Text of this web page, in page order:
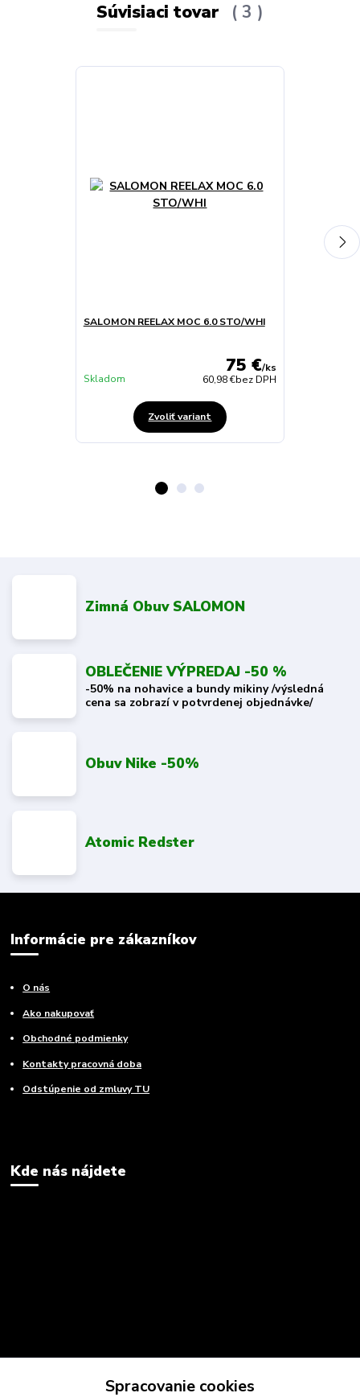
Súvisiaci tovar 3
SALOMON REELAX MOC 6.0 STO/WHI
75 €/ks
60,98 €bez DPH
Skladom
Zvoliť variant
Zimná Obuv SALOMON
OBLEČENIE VÝPREDAJ -50 %
-50% na nohavice a bundy mikiny /výsledná
cena sa zobrazí v potvrdenej objednávke/
Obuv Nike -50%
Atomic Redster
Informácie pre zákazníkov
O nás
Ako nakupovať
Obchodné podmienky
Kontakty pracovná doba
Odstúpenie od zmluvy TU
Kde nás nájdete
Spracovanie cookies